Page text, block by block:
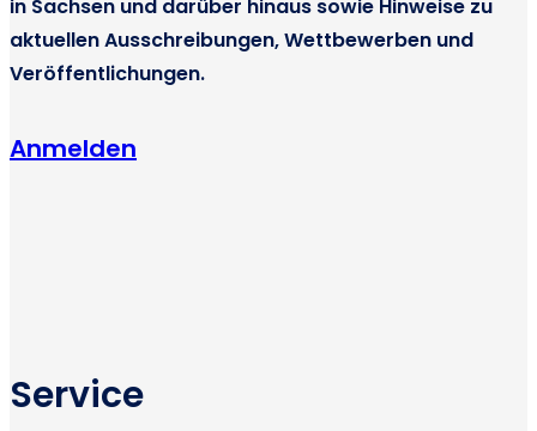
e
r
e
i
in Sachsen und darüber hinaus sowie Hinweise zu
aktuellen Ausschreibungen, Wettbewerben und
Veröffentlichungen.
Anmelden
Service